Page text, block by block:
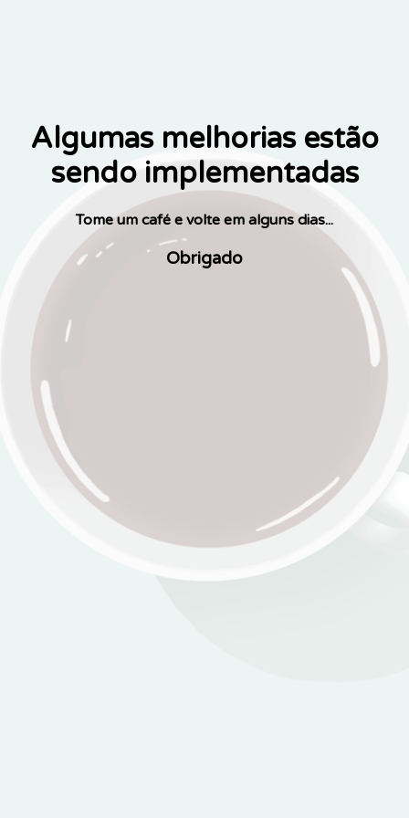
Algumas melhorias estão
sendo implementadas
Tome um café e volte em alguns dias...
Obrigado